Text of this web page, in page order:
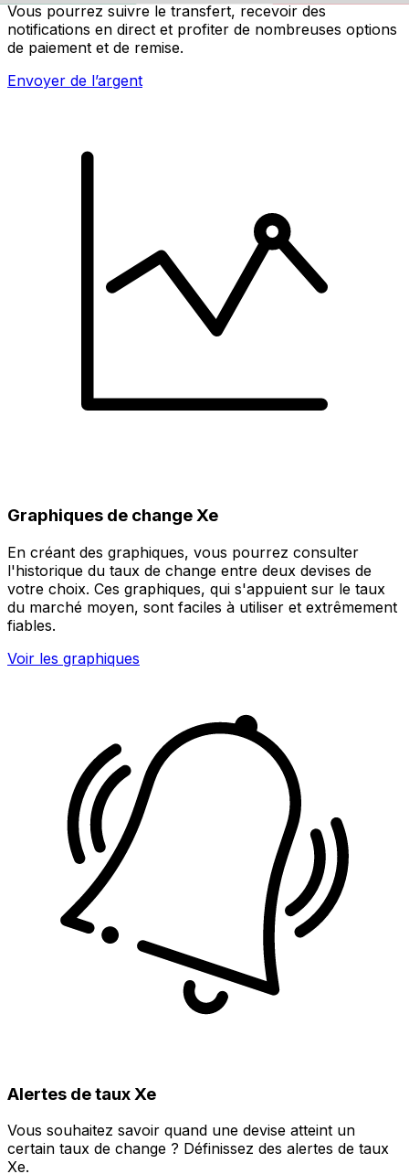
Vous pourrez suivre le transfert, recevoir des
notifications en direct et profiter de nombreuses options
de paiement et de remise.
Envoyer de l’argent
Graphiques de change Xe
En créant des graphiques, vous pourrez consulter
l'historique du taux de change entre deux devises de
votre choix. Ces graphiques, qui s'appuient sur le taux
du marché moyen, sont faciles à utiliser et extrêmement
fiables.
Voir les graphiques
Alertes de taux Xe
Vous souhaitez savoir quand une devise atteint un
certain taux de change ? Définissez des alertes de taux
Xe.